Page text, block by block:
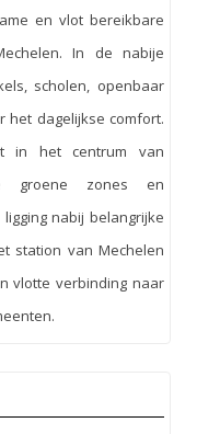
en vlot bereikbare
In de nabije
scholen, openbaar
het dagelijkse comfort.
in het centrum van
groene zones en
nabij belangrijke
station van Mechelen
vlotte verbinding naar